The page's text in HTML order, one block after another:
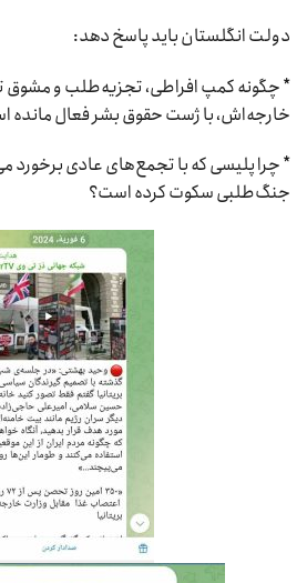
دولت انگلستان باید پاسخ دهد:
* چگونه کمپ افراطی، تجزیه‌طلب و مشوق
خارجه‌اش، با ژست حقوق بشر فعال مانده
* چرا پلیسی که با تجمع‌های عادی برخورد
جنگ‌طلبی سکوت کرده است؟